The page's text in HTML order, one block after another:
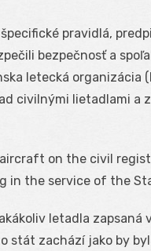
pravidlá,
bezpečnosť a
letecká organizácia
civilnými lietadlami a
on the civil
in the service of the
letadla
stát zachází jako by